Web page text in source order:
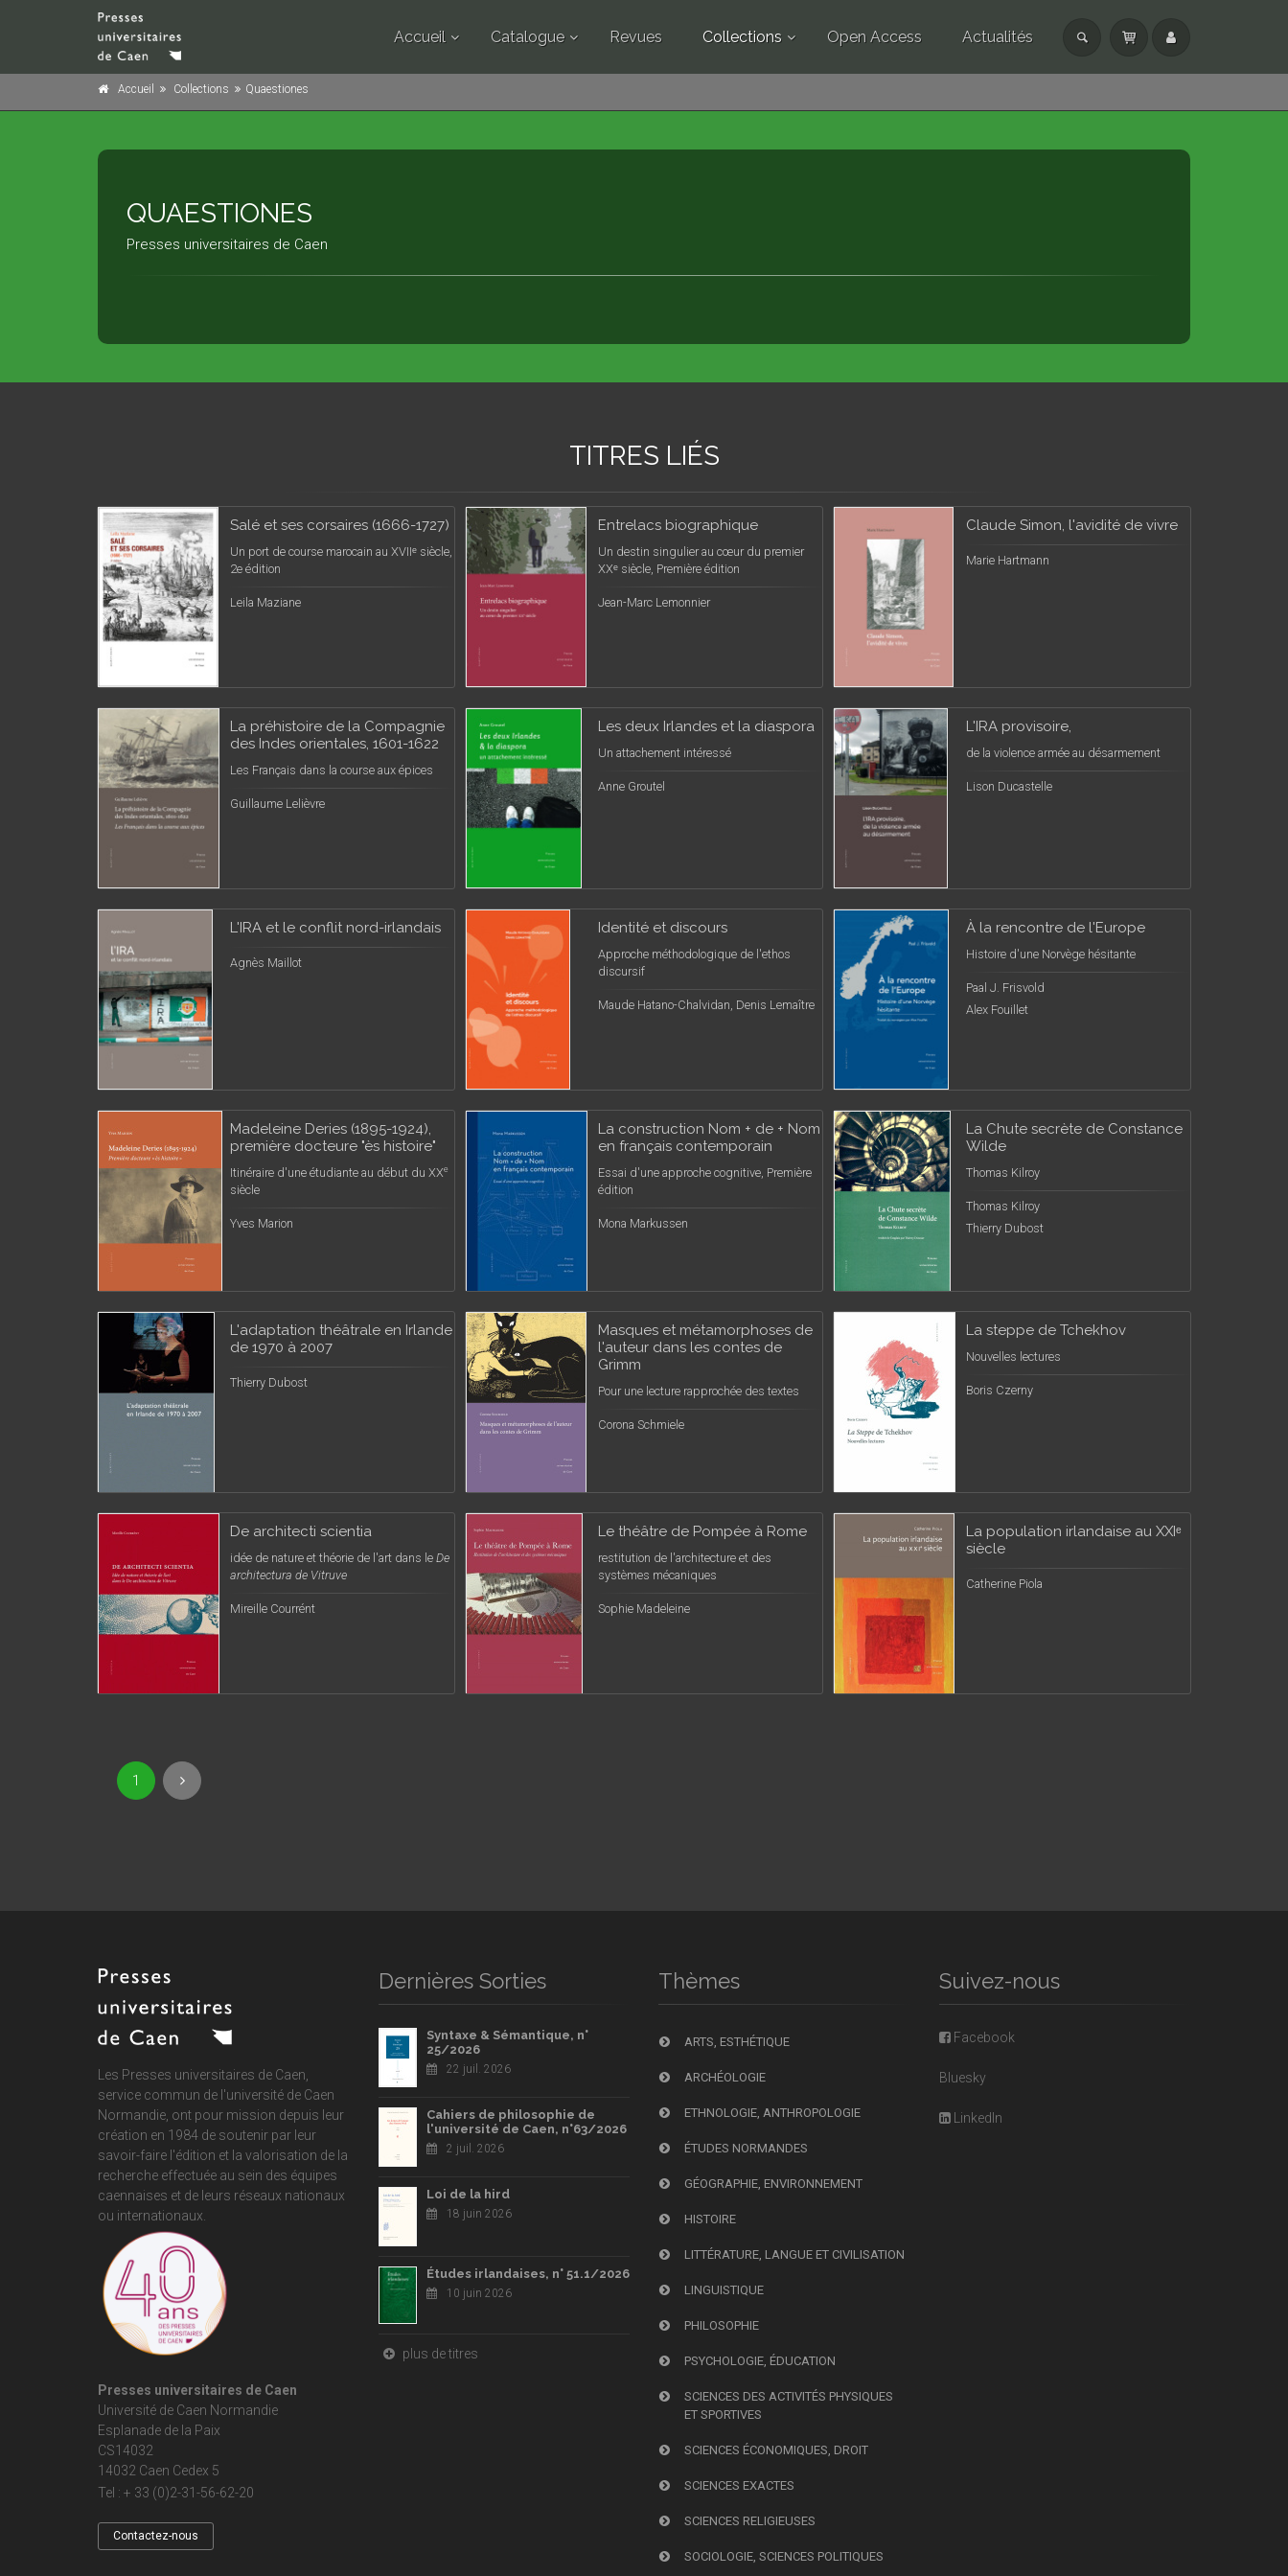
Accueil Catalogue Revues Collections Open Access Actualités
Accueil Collections Quaestiones
QUAESTIONES
Presses universitaires de Caen
TITRES LIÉS
Salé et ses corsaires (1666-1727)
Un port de course marocain au XVIIᵉ siècle,
2e édition
Leila Maziane
Entrelacs biographique
Un destin singulier au cœur du premier
XXᵉ siècle, Première édition
Jean-Marc Lemonnier
Claude Simon, l'avidité de vivre
Marie Hartmann
La préhistoire de la Compagnie
des Indes orientales, 1601-1622
Les Français dans la course aux épices
Guillaume Lelièvre
Les deux Irlandes et la diaspora
Un attachement intéressé
Anne Groutel
L'IRA provisoire,
de la violence armée au désarmement
Lison Ducastelle
L'IRA et le conflit nord-irlandais
Agnès Maillot
Identité et discours
Approche méthodologique de l'ethos
discursif
Maude Hatano-Chalvidan, Denis Lemaître
À la rencontre de l'Europe
Histoire d'une Norvège hésitante
Paal J. Frisvold
Alex Fouillet
Madeleine Deries (1895-1924),
première docteure "ès histoire"
Itinéraire d'une étudiante au début du XXe
siècle
Yves Marion
La construction Nom + de + Nom
en français contemporain
Essai d'une approche cognitive, Première
édition
Mona Markussen
La Chute secrète de Constance
Wilde
Thomas Kilroy
Thomas Kilroy
Thierry Dubost
L'adaptation théâtrale en Irlande
de 1970 à 2007
Thierry Dubost
Masques et métamorphoses de
l'auteur dans les contes de
Grimm
Pour une lecture rapprochée des textes
Corona Schmiele
La steppe de Tchekhov
Nouvelles lectures
Boris Czerny
De architecti scientia
idée de nature et théorie de l'art dans le De
architectura de Vitruve
Mireille Courrént
Le théâtre de Pompée à Rome
restitution de l'architecture et des
systèmes mécaniques
Sophie Madeleine
La population irlandaise au XXIᵉ
siècle
Catherine Piola
1
Les Presses universitaires de Caen,
service commun de l'université de Caen
Normandie, ont pour mission depuis leur
création en 1984 de soutenir par leur
savoir-faire l'édition et la valorisation de la
recherche effectuée au sein des équipes
caennaises et de leurs réseaux nationaux
ou internationaux.
Presses universitaires de Caen
Université de Caen Normandie
Esplanade de la Paix
CS14032
14032 Caen Cedex 5
Tel : + 33 (0)2-31-56-62-20
Contactez-nous
Dernières Sorties
Syntaxe & Sémantique, n°
25/2026
22 juil. 2026
Cahiers de philosophie de
l'université de Caen, n°63/2026
2 juil. 2026
Loi de la hird
18 juin 2026
Études irlandaises, n° 51.1/2026
10 juin 2026
plus de titres
Thèmes
ARTS, ESTHÉTIQUE
ARCHÉOLOGIE
ETHNOLOGIE, ANTHROPOLOGIE
ÉTUDES NORMANDES
GÉOGRAPHIE, ENVIRONNEMENT
HISTOIRE
LITTÉRATURE, LANGUE ET CIVILISATION
LINGUISTIQUE
PHILOSOPHIE
PSYCHOLOGIE, ÉDUCATION
SCIENCES DES ACTIVITÉS PHYSIQUES
ET SPORTIVES
SCIENCES ÉCONOMIQUES, DROIT
SCIENCES EXACTES
SCIENCES RELIGIEUSES
SOCIOLOGIE, SCIENCES POLITIQUES
Suivez-nous
Facebook
Bluesky
LinkedIn